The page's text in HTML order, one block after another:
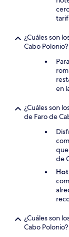
¿Cuáles son
Cabo Polonio?
en
¿Cuáles son
de Faro de
de
¿Cuáles son
Cabo Polonio?